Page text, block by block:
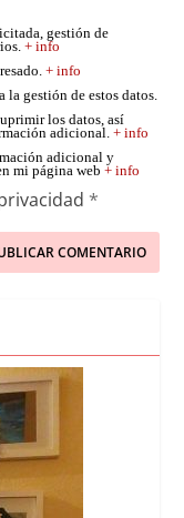
gestión de
+ info
+ info
la gestión de estos datos.
los datos, así
adicional.+ info
adicional y
mi página web+ info
*